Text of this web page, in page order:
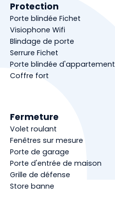
Protection
Porte blindée Fichet
Visiophone Wifi
Blindage de porte
Serrure Fichet
Porte blindée d'appartement
Coffre fort
Fermeture
Volet roulant
Fenêtres sur mesure
Porte de garage
Porte d'entrée de maison
Grille de défense
Store banne